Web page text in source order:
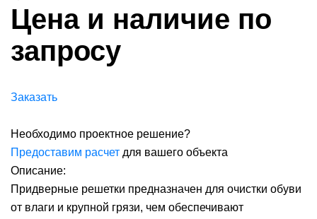
Цена и наличие по
запросу
Заказать
Необходимо проектное решение?
Предоставим расчет для вашего объекта
Описание:
Придверные решетки предназначен для очистки обуви
от влаги и крупной грязи, чем обеспечивают